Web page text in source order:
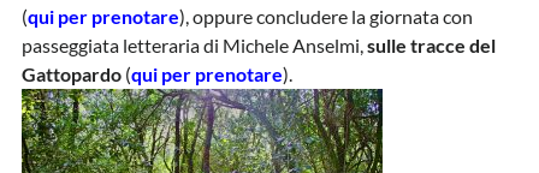
(qui per prenotare), oppure concludere la giornata con
passeggiata letteraria di Michele Anselmi,sulle tracce del
Gattopardo(qui per prenotare).